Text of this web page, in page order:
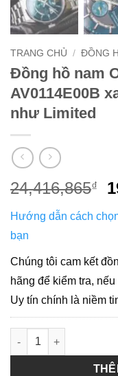
TRANG CHỦ / ĐỒNG
Đồng hồ nam
AV0114E00B
như Limited
24,416,865₫
Hướng dẫn cách
bạn
Chúng tôi cam kết
hãng để kiểm tra,
Uy tín chính là niềm
Đồng hồ nam Orient